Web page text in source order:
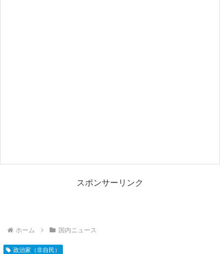
スポンサーリンク
ホーム 国内ニュース
政治家（非自民）